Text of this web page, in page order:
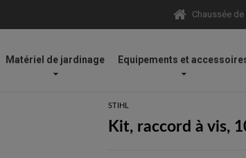
Chaussée
Matériel de jardinage Equipements et
Kits de nettoyage Kit, raccord à vis, 10 m
STIHL
Kit, raccord à vis,